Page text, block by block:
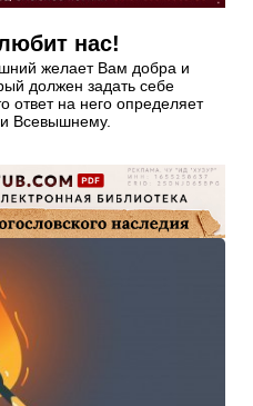
нас!
желает Вам добра и
должен задать себе
на него определяет
Всевышнему.